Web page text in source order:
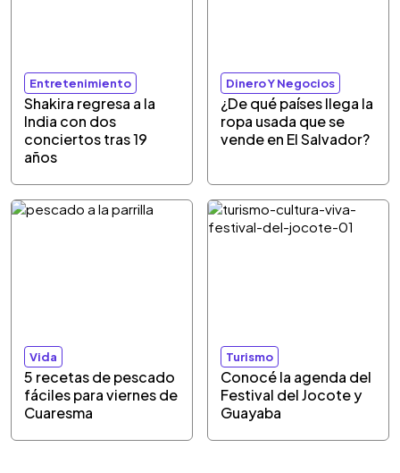
Entretenimiento
Shakira regresa a la
India con dos
conciertos tras 19
años
Dinero Y Negocios
¿De qué países llega la
ropa usada que se
vende en El Salvador?
Vida
5 recetas de pescado
fáciles para viernes de
Cuaresma
Turismo
Conocé la agenda del
Festival del Jocote y
Guayaba